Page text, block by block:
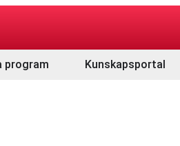
program Kunskapsportal